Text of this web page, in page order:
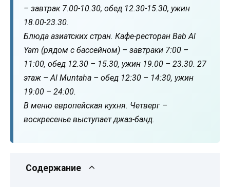
– завтрак 7.00-10.30, обед 12.30-15.30, ужин
18.00-23.30.
Блюда азиатских стран. Кафе-ресторан Bab Al
Yam (рядом с бассейном) – завтраки 7:00 –
11:00, обед 12.30 – 15.30, ужин 19.00 – 23.30. 27
этаж – Al Muntaha – обед 12:30 – 14:30, ужин
19:00 – 24:00.
В меню европейская кухня. Четверг –
воскресенье выступает джаз-банд.
Содержание